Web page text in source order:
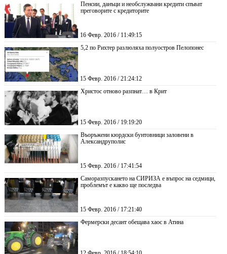
Пенсии, данъци и необслужвани кредити спъват
преговорите с кредиторите
16 Февр. 2016 / 11:49:15
5,2 по Рихтер разлюляха полуостров Пелопонес
15 Февр. 2016 / 21:24:12
Христос отново разпнат… в Крит
15 Февр. 2016 / 19:19:20
Въоръжени кюрдски бунтовници заловени в
Александруполис
15 Февр. 2016 / 17:41:54
Саморазпускането на СИРИЗА е въпрос на седмици,
проблемът е какво ще последва
15 Февр. 2016 / 17:21:40
Фермерски десант обещава хаос в Атина